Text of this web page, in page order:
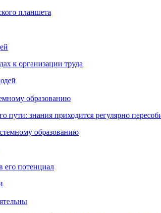
планшета
к организации труда
образованию
пути: знания приходится регулярно
его потенциал